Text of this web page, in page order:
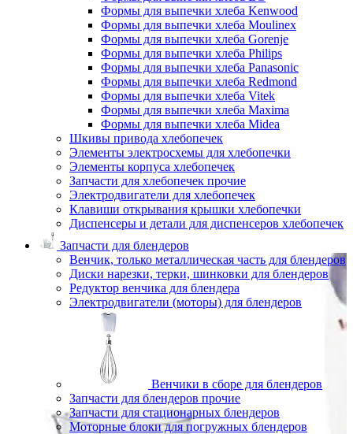
Формы для выпечки хлеба Kenwood
Формы для выпечки хлеба Moulinex
Формы для выпечки хлеба Gorenje
Формы для выпечки хлеба Philips
Формы для выпечки хлеба Panasonic
Формы для выпечки хлеба Redmond
Формы для выпечки хлеба Vitek
Формы для выпечки хлеба Maxima
Формы для выпечки хлеба Midea
Шкивы привода хлебопечек
Элементы электросхемы для хлебопечки
Элементы корпуса хлебопечек
Запчасти для хлебопечек прочие
Электродвигатели для хлебопечек
Клавиши открывания крышки хлебопечки
Диспенсеры и детали для диспенсеров хлебопечек
Запчасти для блендеров
Венчик, только металлическая часть для блендеров
Диски нарезки, терки, шинковки для блендеров
Редуктор венчика для блендера
Электродвигатели (моторы) для блендеров
Венчики в сборе для блендеров
Запчасти для блендеров прочие
Запчасти для стационарных блендеров
Моторные блоки для погружных блендеров